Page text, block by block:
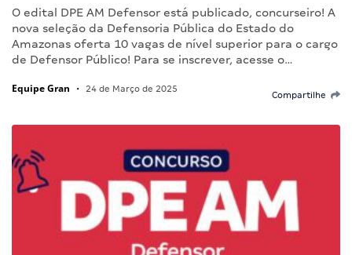
O edital DPE AM Defensor está publicado, concurseiro! A
nova seleção da Defensoria Pública do Estado do
Amazonas oferta 10 vagas de nível superior para o cargo
de Defensor Público! Para se inscrever, acesse o…
Equipe Gran • 24 de Março de 2025
Compartilhe